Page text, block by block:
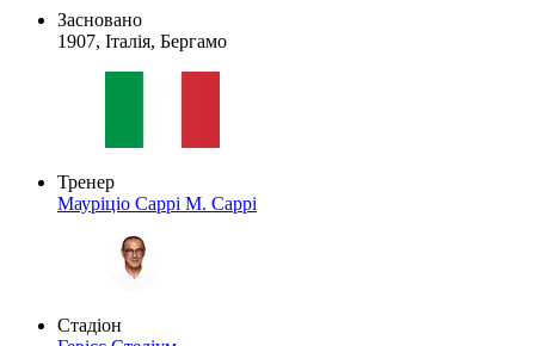
Засновано
1907, Італія, Бергамо
Тренер
Мауріціо Саррі М. Саррі
Стадіон